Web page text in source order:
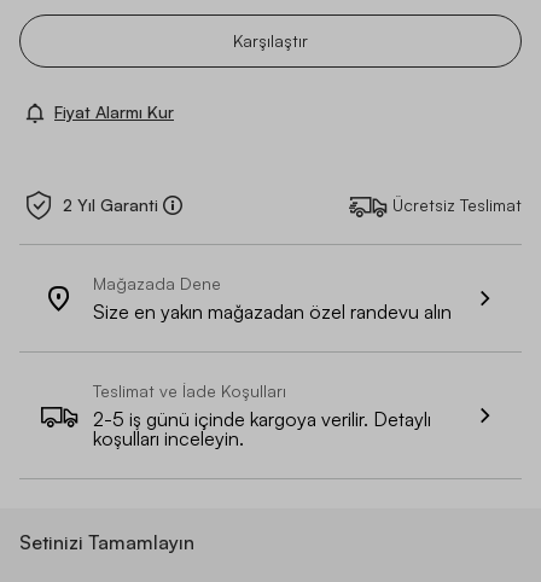
Karşılaştır
Fiyat Alarmı Kur
2 Yıl Garanti Ücretsiz Teslimat
Mağazada Dene
Size en yakın mağazadan özel randevu alın
Teslimat ve İade Koşulları
2-5 iş günü içinde kargoya verilir. Detaylı
koşulları inceleyin.
Setinizi Tamamlayın